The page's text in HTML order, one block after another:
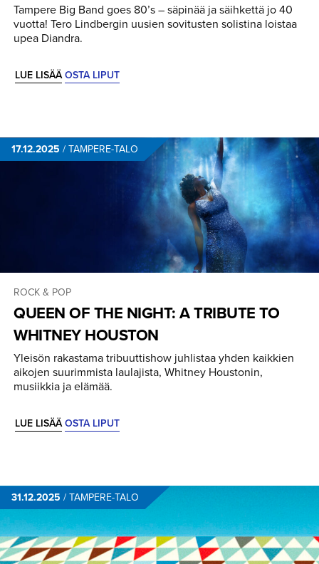
Tampere Big Band goes 80’s – säpinää ja säihkettä jo 40
vuotta! Tero Lindbergin uusien sovitusten solistina loistaa
upea Diandra.
LUE LISÄÄ OSTA LIPUT
17.12.2025 / TAMPERE-TALO
ROCK & POP
QUEEN OF THE NIGHT: A TRIBUTE TO
WHITNEY HOUSTON
Yleisön rakastama tribuuttishow juhlistaa yhden kaikkien
aikojen suurimmista laulajista, Whitney Houstonin,
musiikkia ja elämää.
LUE LISÄÄ OSTA LIPUT
31.12.2025 / TAMPERE-TALO